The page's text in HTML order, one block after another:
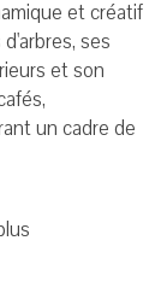
et créatif
ses
et son
un cadre de